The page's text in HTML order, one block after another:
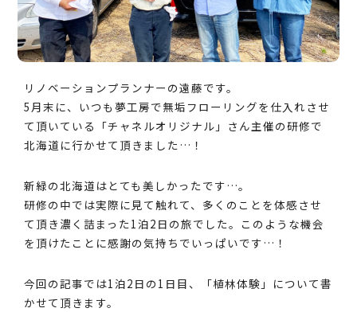
リノベーションプランナーの遠藤です。
5月末に、いつも夢工房で無垢フローリングを仕入れさせ
て頂いている「チャネルオリジナル」さん主催の研修で
北海道に行かせて頂きました…！
新緑の北海道はとても美しかったです…。
研修の中では実際に見て触れて、多くのことを体感させ
て頂き濃く詰まった1泊2日の旅でした。このような機会
を頂けたことに感謝の気持ちでいっぱいです…！
今回の記事では1泊2日の1日目、「植林体験」について書
かせて頂きます。